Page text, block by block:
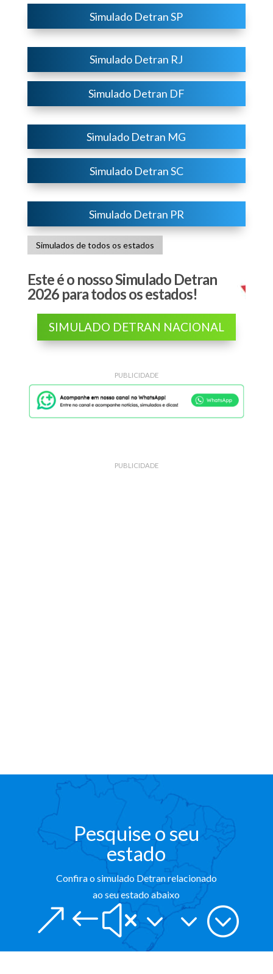
Simulado Detran SP
Simulado Detran RJ
Simulado Detran DF
Simulado Detran MG
Simulado Detran SC
Simulado Detran PR
Simulados de todos os estados
Este é o nosso Simulado Detran
2026 para todos os estados!
SIMULADO DETRAN NACIONAL
PUBLICIDADE
PUBLICIDADE
Pesquise o seu
estado
Confira o simulado Detran relacionado
ao seu estado abaixo
&#x33;